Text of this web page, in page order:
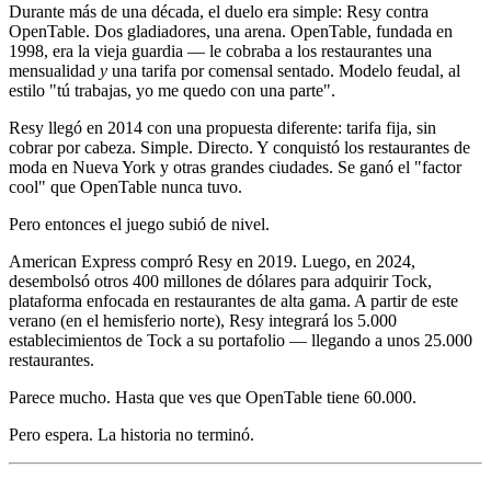
Durante más de una década, el duelo era simple: Resy contra
OpenTable. Dos gladiadores, una arena. OpenTable, fundada en
1998, era la vieja guardia — le cobraba a los restaurantes una
mensualidad y una tarifa por comensal sentado. Modelo feudal, al
estilo "tú trabajas, yo me quedo con una parte".
Resy llegó en 2014 con una propuesta diferente: tarifa fija, sin
cobrar por cabeza. Simple. Directo. Y conquistó los restaurantes de
moda en Nueva York y otras grandes ciudades. Se ganó el "factor
cool" que OpenTable nunca tuvo.
Pero entonces el juego subió de nivel.
American Express compró Resy en 2019. Luego, en 2024,
desembolsó otros 400 millones de dólares para adquirir Tock,
plataforma enfocada en restaurantes de alta gama. A partir de este
verano (en el hemisferio norte), Resy integrará los 5.000
establecimientos de Tock a su portafolio — llegando a unos 25.000
restaurantes.
Parece mucho. Hasta que ves que OpenTable tiene 60.000.
Pero espera. La historia no terminó.